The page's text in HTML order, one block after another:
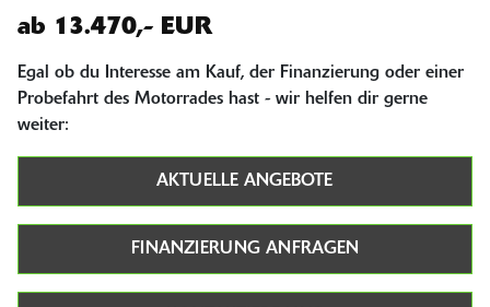
ab 13.470,- EUR
Egal ob du Interesse am Kauf, der Finanzierung oder einer
Probefahrt des Motorrades hast - wir helfen dir gerne
weiter:
AKTUELLE ANGEBOTE
FINANZIERUNG ANFRAGEN